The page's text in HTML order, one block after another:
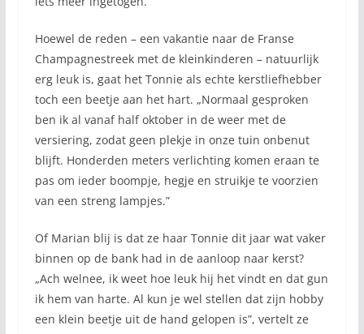
Hoewel de reden – een vakantie naar de Franse
Champagnestreek met de kleinkinderen – natuurlijk
erg leuk is, gaat het Tonnie als echte kerstliefhebber
toch een beetje aan het hart. „Normaal gesproken
ben ik al vanaf half oktober in de weer met de
versiering, zodat geen plekje in onze tuin onbenut
blijft. Honderden meters verlichting komen eraan te
pas om ieder boompje, hegje en struikje te voorzien
van een streng lampjes.”
Of Marian blij is dat ze haar Tonnie dit jaar wat vaker
binnen op de bank had in de aanloop naar kerst?
„Ach welnee, ik weet hoe leuk hij het vindt en dat gun
ik hem van harte. Al kun je wel stellen dat zijn hobby
een klein beetje uit de hand gelopen is”, vertelt ze